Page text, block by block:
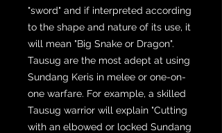
"sword" and if interpreted according
to the shape and nature of its use, it
will mean "Big Snake or Dragon".
Tausug are the most adept at using
Sundang Keris in melee or one-on-
one warfare. For example, a skilled
Tausug warrior will explain "Cutting
with an elbowed or locked Sundang